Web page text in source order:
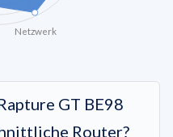
Netzwerk
GT BE98
Router?